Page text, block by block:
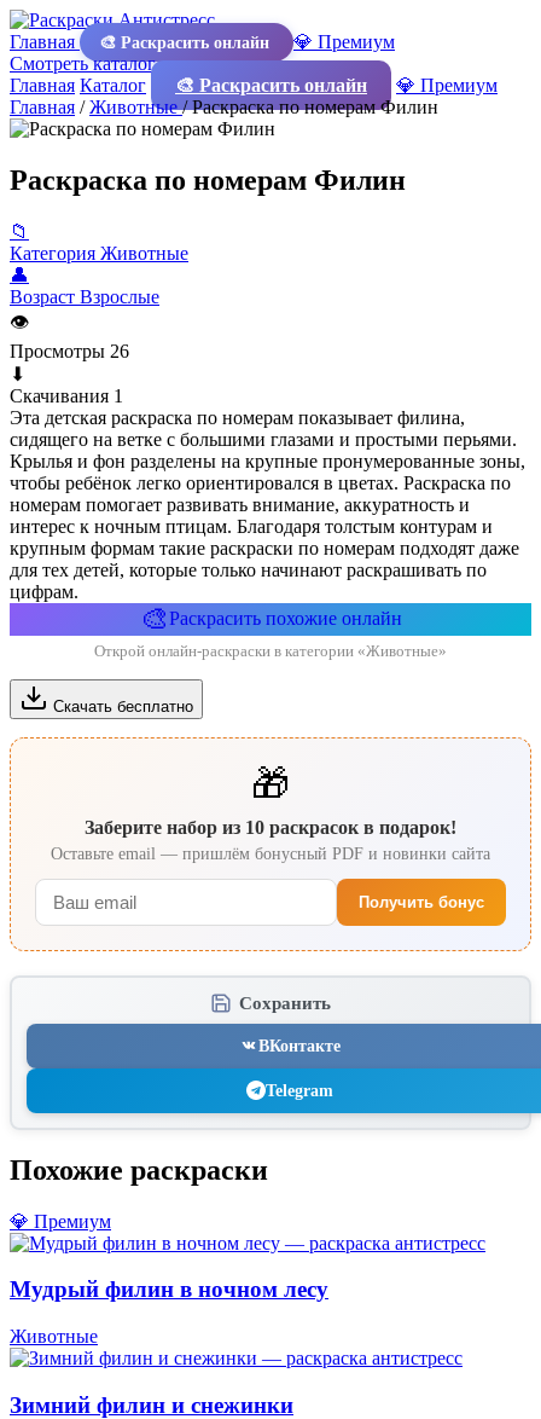
Главная 🎨 Раскрасить онлайн
💎 Премиум
Смотреть каталог
Главная Каталог 🎨 Раскрасить онлайн
💎 Премиум
Главная /Животные/Раскраска по номерам Филин
Раскраска по номерам Филин
📁
Категория Животные
👤
Возраст Взрослые
👁
Просмотры 26
⬇
Скачивания 1
Эта детская раскраска по номерам показывает филина,
сидящего на ветке с большими глазами и простыми перьями.
Крылья и фон разделены на крупные пронумерованные зоны,
чтобы ребёнок легко ориентировался в цветах. Раскраска по
номерам помогает развивать внимание, аккуратность и
интерес к ночным птицам. Благодаря толстым контурам и
крупным формам такие раскраски по номерам подходят даже
для тех детей, которые только начинают раскрашивать по
цифрам.
🎨Раскрасить похожие онлайн
Открой онлайн-раскраски в категории «Животные»
Скачать бесплатно
🎁
Заберите набор из 10 раскрасок в подарок!
Оставьте email — пришлём бонусный PDF и новинки сайта
Получить бонус
Сохранить
ВКонтакте
Telegram
Похожие раскраски
💎 Премиум
Мудрый филин в ночном лесу
Животные
Зимний филин и снежинки